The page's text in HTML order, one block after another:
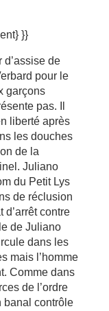
}}
d’assise de
pour le
garçons
pas. Il
liberté après
les douches
de la
Juliano
du Petit Lys
de réclusion
contre
de Juliano
dans les
mais l’homme
Comme dans
de l’ordre
banal contrôle